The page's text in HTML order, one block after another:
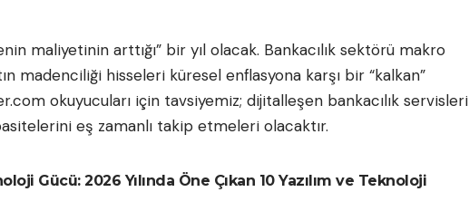
maliyetinin arttığı” bir yıl olacak. Bankacılık sektörü makro
madenciliği hisseleri küresel enflasyona karşı bir “kalkan”
okuyucuları için tavsiyemiz; dijitalleşen bankacılık servisleri
eş zamanlı takip etmeleri olacaktır.
Gücü: 2026 Yılında Öne Çıkan 10 Yazılım ve Teknoloji